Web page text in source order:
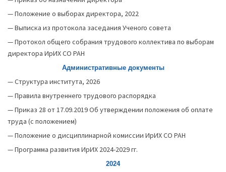
—Положение о выборах директора, 2022
—Выписка из протокола заседания Ученого совета
—Протокол общего собрания трудового коллектива по выборам
директора ИрИХ СО РАН
Административные документы
— Структура института, 2026
—Правила внутреннего трудового распорядка
—Приказ 28 от 17.09.2019 Об утверждении положения об оплате
труда (с положением)
—Положение о дисциплинарной комиссии ИрИХ СО РАН
—Программа развития ИрИХ 2024-2029 гг.
2024